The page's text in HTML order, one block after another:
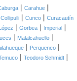
| Carahue |
Collipulli | Cunco | Curacautín
| Gorbea | Imperial |
| Malalcahuello |
| Perquenco |
| Teodoro Schmidt |